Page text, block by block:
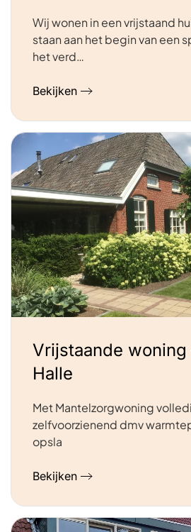
Wij wonen in een vrijstaand
staan aan het begin van een
het verd…
Bekijken
Vrijstaande woning
Halle
Met Mantelzorgwoning
zelfvoorzienend dmv
opsla
Bekijken